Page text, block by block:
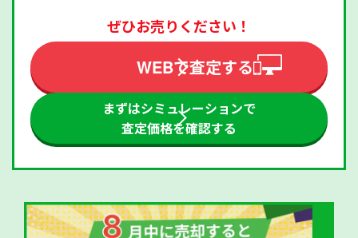
ぜひお売りください！
WEBで査定する
まずはシミュレーションで
査定価格を確認する